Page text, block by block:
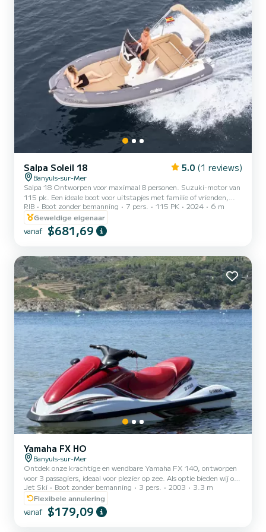
Salpa Soleil 18 5.0 (1 reviews)
Banyuls-sur-Mer
Salpa 18 Ontworpen voor maximaal 8 personen. Suzuki-motor van
115 pk. Een ideale boot voor uitstapjes met familie of vrienden,
aanbevolen voor 7 personen. Gereden met een kustvergunning.
Met zijn motor van 115 pk is het een veilige boot die zich zeer
gemakkelijk zal aanpassen aan al uw activiteiten (vissen,
sleepsporten, wandelingen, enz.). Deze boot is uitgerust met een
douche.
RIB Boot zonder bemanning 7 pers. 115 PK 2024
6 m
Geweldige eigenaar
vanaf $681,69
Yamaha FX HO
Banyuls-sur-Mer
Ontdek onze krachtige en wendbare Yamaha FX 140, ontworpen
voor 3 passagiers, ideaal voor plezier op zee. Als optie bieden wij ook
wakeboardverhuur, opblaasbare band, waterskiën, voor opwindende
sensaties en onvergetelijke herinneringen. Boek nu uw sessie en
beleef het avontuur op de wateren van de Côte Vermeille!
(Reddingsvesten en uitrusting inbegrepen)
Jet Ski Boot zonder bemanning 3 pers. 2003
3.3 m
Flexibele annulering
vanaf $179,09